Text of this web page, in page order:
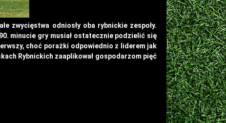
zwycięstwa odniosły oba rybnickie zespoły.
minucie gry musiał ostatecznie podzielić się
choć porażki odpowiednio z liderem jak
Rybnickich zaaplikował gospodarzom pięć